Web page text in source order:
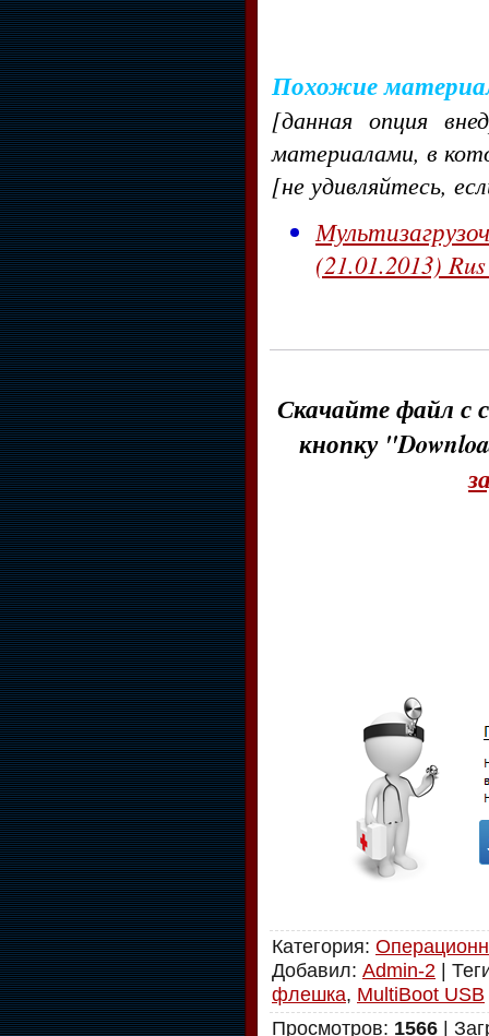
Похожие
[данная опция
материалами, в
[не удивляйтесь,
(21.01.2013)
Скачайте файл с
кнопку
Категория:
Добавил: Admin-2 |
флешка, MultiBoot USB
Просмотров: 1566 |